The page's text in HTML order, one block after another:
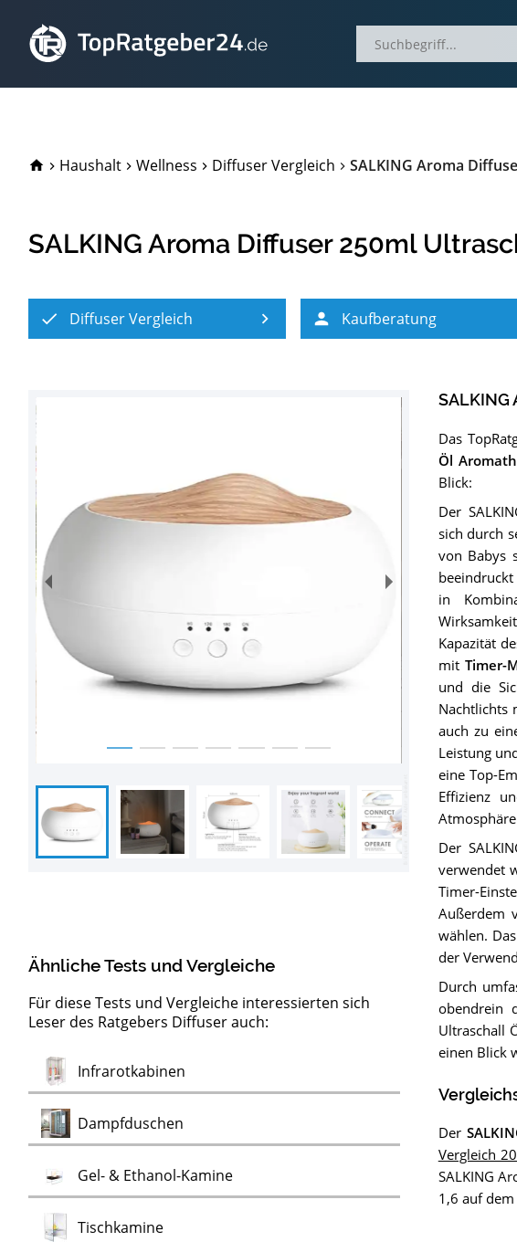
TopRatgeber24.de
Haushalt Wellness Diffuser Vergleich SALKING Aroma
SALKING Aroma Diffuser 250ml
Diffuser Vergleich Kaufberatung
Ähnliche Tests und Vergleiche
Für diese Tests und Vergleiche interessierten sich
Leser des Ratgebers Diffuser auch:
Infrarotkabinen
Dampfduschen
Gel- & Ethanol-KamineTest
TischkamineTest
SolarienTest
GesichtsbräunerTest
TeelichtöfenTest
Das
Öl
Blick:
Der
sich durch
von Babys
in
Kapazität
mit Timer-
und die
Nachtlichts
auch zu
Leistung
eine Top-
Effizienz
Der
verwendet
Timer-
Außerdem
wählen.
der
Durch
obendrein
Ultraschall
einen Blick
Der
Vergleich
SALKING
1,6 auf dem